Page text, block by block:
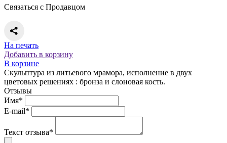
Связаться с Продавцом
На печать
Добавить в корзину
В корзине
Скульптура из литьевого мрамора, исполнение в двух
цветовых решениях : бронза и слоновая кость.
Отзывы
Имя*
E-mail*
Текст отзыва*